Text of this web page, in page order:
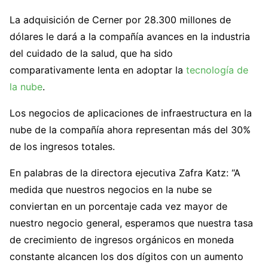
La adquisición de Cerner por 28.300 millones de
dólares le dará a la compañía avances en la industria
del cuidado de la salud, que ha sido
comparativamente lenta en adoptar la tecnología de
la nube.
Los negocios de aplicaciones de infraestructura en la
nube de la compañía ahora representan más del 30%
de los ingresos totales.
En palabras de la directora ejecutiva Zafra Katz: “A
medida que nuestros negocios en la nube se
conviertan en un porcentaje cada vez mayor de
nuestro negocio general, esperamos que nuestra tasa
de crecimiento de ingresos orgánicos en moneda
constante alcancen los dos dígitos con un aumento